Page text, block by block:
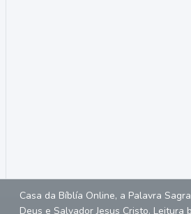
Casa da Bíblía Online, a Palavra
Deus e Salvador Jesus Cristo. Leitura